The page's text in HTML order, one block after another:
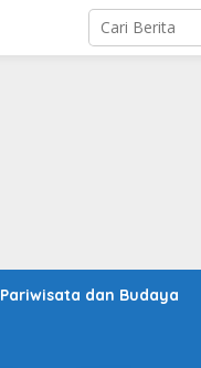
Pariwisata dan Budaya